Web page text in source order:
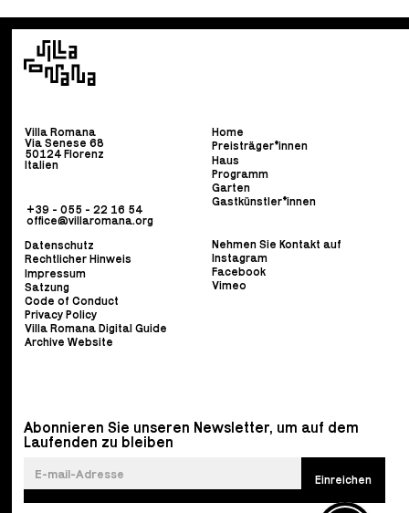
Villa Romana
Via Senese 68
50124 Florenz
Italien
+39 - 055 - 22 16 54
office@villaromana.org
Home
Preisträger*innen
Haus
Programm
Garten
Gastkünstler*innen
Datenschutz
Rechtlicher Hinweis
Impressum
Satzung
Code of Conduct
Privacy Policy
Villa Romana Digital Guide
Archive Website
Nehmen Sie Kontakt auf
Instagram
Facebook
Vimeo
Abonnieren Sie unseren Newsletter, um auf dem
Laufenden zu bleiben